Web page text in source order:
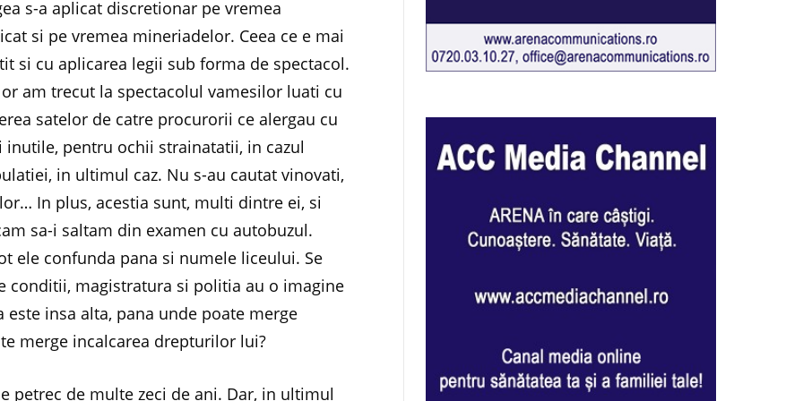
s-a aplicat discretionar pe vremea
si pe vremea mineriadelor. Ceea ce e mai
si cu aplicarea legii sub forma de spectacol.
am trecut la spectacolul vamesilor luati cu
satelor de catre procurorii ce alergau cu
pentru ochii strainatatii, in cazul
in ultimul caz. Nu s-au cautat vinovati,
In plus, acestia sunt, multi dintre ei, si
sa-i saltam din examen cu autobuzul.
ele confunda pana si numele liceului. Se
conditii, magistratura si politia au o imagine
insa alta, pana unde poate merge
merge incalcarea drepturilor lui?
petrec de multe zeci de ani. Dar, in ultimul